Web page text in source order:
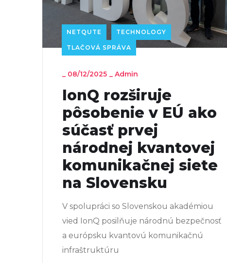
NETQUTE TECHNOLOGY
TLAČOVÁ SPRÁVA
_ 08/12/2025 _ Admin
IonQ rozširuje
pôsobenie v EÚ ako
súčasť prvej
národnej kvantovej
komunikačnej siete
na Slovensku
V spolupráci so Slovenskou akadémiou
vied IonQ posilňuje národnú bezpečnosť
a európsku kvantovú komunikačnú
infraštruktúru